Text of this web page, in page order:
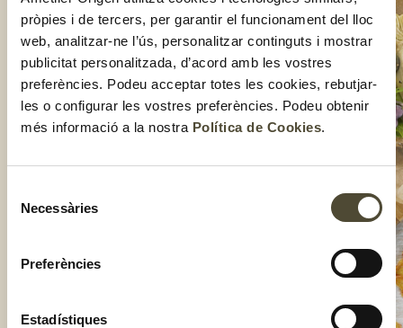
pròpies i de tercers, per garantir el funcionament del lloc
web, analitzar-ne l’ús, personalitzar continguts i mostrar
publicitat personalitzada, d’acord amb les vostres
preferències. Podeu acceptar totes les cookies, rebutjar-
les o configurar les vostres preferències. Podeu obtenir
més informació a la nostra Política de Cookies.
Necessàries
Preferències
Estadístiques